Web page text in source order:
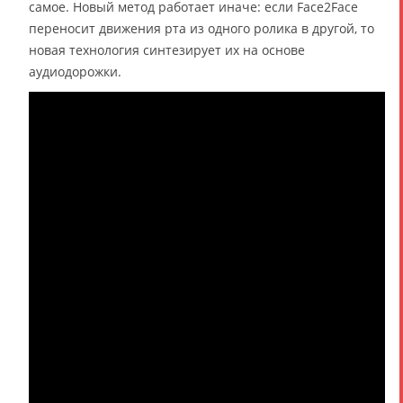
самое. Новый метод работает иначе: если Face2Face
переносит движения рта из одного ролика в другой, то
новая технология синтезирует их на основе
аудиодорожки.